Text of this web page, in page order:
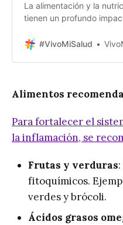
La alimentación y la
tienen un profundo
cantidad y el tipo de
consumo inadecuado de
enfermedades
artritis reumatoide,
#VivoMiSalud
Alimentos
Para fortalecer el
la inflamación, se
Frutas y verduras
fitoquímicos.
verdes y brócoli.
Ácidos grasos